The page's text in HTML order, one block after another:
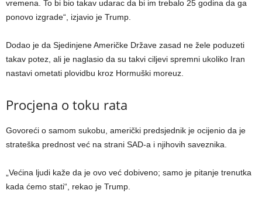
vremena. To bi bio takav udarac da bi im trebalo 25 godina da ga
ponovo izgrade“, izjavio je Trump.
Dodao je da Sjedinjene Američke Države zasad ne žele poduzeti
takav potez, ali je naglasio da su takvi ciljevi spremni ukoliko Iran
nastavi ometati plovidbu kroz Hormuški moreuz.
Procjena o toku rata
Govoreći o samom sukobu, američki predsjednik je ocijenio da je
strateška prednost već na strani SAD-a i njihovih saveznika.
„Većina ljudi kaže da je ovo već dobiveno; samo je pitanje trenutka
kada ćemo stati“, rekao je Trump.